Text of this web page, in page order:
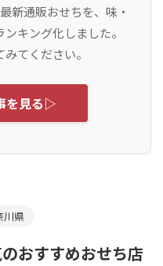
新通販おせちを、味・
キング化しました。
てください。
を見る▷
川県
おすすめおせち店